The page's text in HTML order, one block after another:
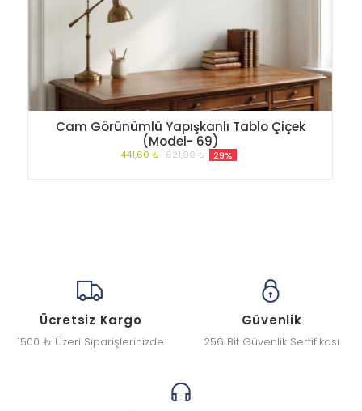
Cam Görünümlü Yapışkanlı Tablo Çiçek
(Model- 69)
441,60 ₺ 621,00 ₺ 29%
Ücretsiz Kargo
1500 ₺ Üzeri Siparişlerinizde
Güvenlik
256 Bit Güvenlik Sertifikası